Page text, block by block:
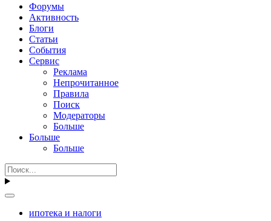
Форумы
Активность
Блоги
Статьи
События
Сервис
Реклама
Непрочитанное
Правила
Поиск
Модераторы
Больше
Больше
Больше
ипотека и налоги